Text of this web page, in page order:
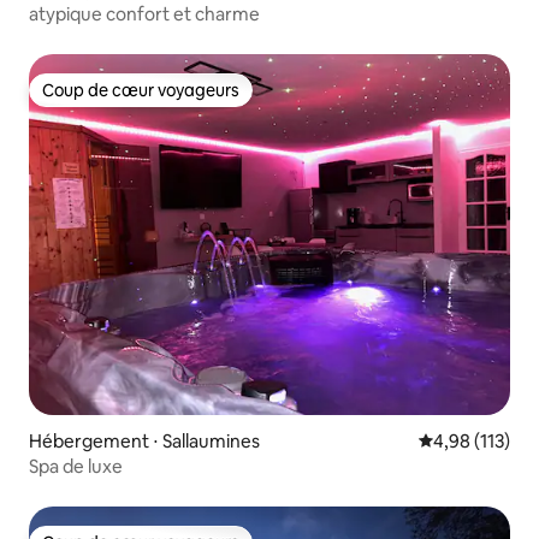
atypique confort et charme
Coup de cœur voyageurs
Coup de cœur voyageurs
Hébergement ⋅ Sallaumines Évaluation
4,98 (113)
Spa de luxe